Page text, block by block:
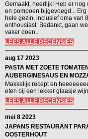
Gemaakt, heerlijk! Heb er nog
en pompoen bijgevoegd... Erg
hele gezin, inclusief oma van
enthousiast. Bedankt, gaan
vaker doen..
LEES ALLE RECENSIES
aug 17 2023
PASTA MET ZOETE TOMATEN
AUBERGINESAUS EN
Makkelijk recept en
eten bij een lekker glaasje
LEES ALLE RECENSIES
mei 8 2023
JAPANS RESTAURANT
OOSTERHOUT